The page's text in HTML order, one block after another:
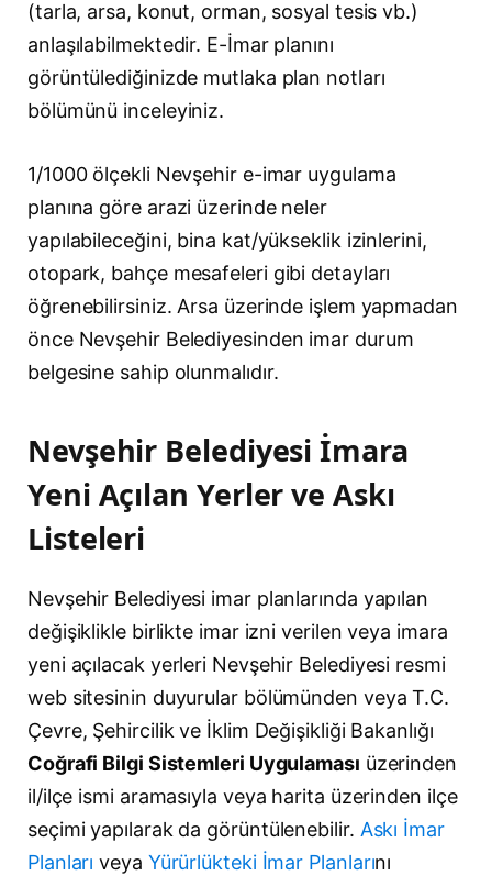
(tarla, arsa, konut, orman, sosyal tesis vb.)
anlaşılabilmektedir. E-İmar planını
görüntülediğinizde mutlaka plan notları
bölümünü inceleyiniz.
1/1000 ölçekli Nevşehir e-imar uygulama
planına göre arazi üzerinde neler
yapılabileceğini, bina kat/yükseklik izinlerini,
otopark, bahçe mesafeleri gibi detayları
öğrenebilirsiniz. Arsa üzerinde işlem yapmadan
önce Nevşehir Belediyesinden imar durum
belgesine sahip olunmalıdır.
Nevşehir Belediyesi İmara
Yeni Açılan Yerler ve Askı
Listeleri
Nevşehir Belediyesi imar planlarında yapılan
değişiklikle birlikte imar izni verilen veya imara
yeni açılacak yerleri Nevşehir Belediyesi resmi
web sitesinin duyurular bölümünden veya T.C.
Çevre, Şehircilik ve İklim Değişikliği Bakanlığı
Coğrafi Bilgi Sistemleri Uygulaması üzerinden
il/ilçe ismi aramasıyla veya harita üzerinden ilçe
seçimi yapılarak da görüntülenebilir. Askı İmar
Planları veya Yürürlükteki İmar Planlarını